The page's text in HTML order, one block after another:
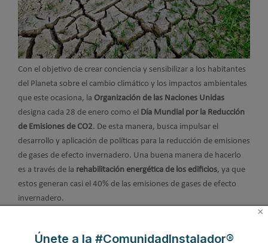
Con el objetivo de crear conciencia y sensibilizar a los habitantes
del Planeta sobre el cambio climático y los impactos ambientales
que este ocasiona, la Organización de las Naciones Unidas
designa cada 28 de enero como el Día Mundial por la Reducción
de Emisiones de CO2. De esta manera, busca impulsar el
desarrollo y aplicación de políticas para la reducción de emisiones
de gases de efecto invernadero. Una buena manera de hacerlo
es a través de la rehabilitación energética de los edificios, ya que
estos generan casi el 40% de las emisiones de gases de efecto
invernadero.
×
Únete a la #ComunidadInstalador®